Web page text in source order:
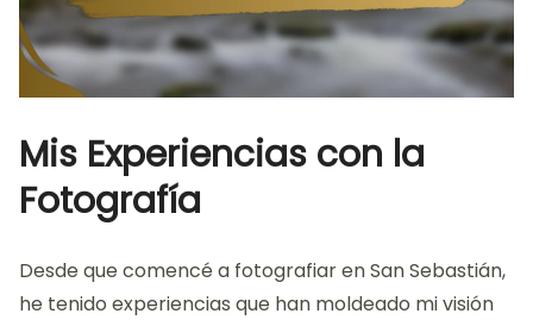
Mis Experiencias con la
Fotografía
Desde que comencé a fotografiar en San Sebastián,
he tenido experiencias que han moldeado mi visión